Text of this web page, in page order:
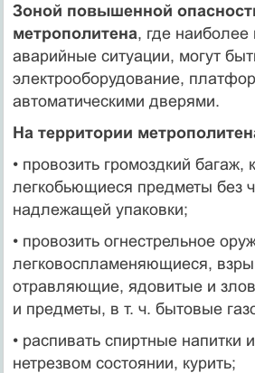
Зоной повышенной
метрополитена, где наиболее
аварийные ситуации, могут
электрооборудование,
автоматическими дверями.
На территории
• провозить громоздкий
легкобьющиеся предметы без
надлежащей упаковки;
• провозить огнестрельное
легковоспламеняющиеся,
отравляющие, ядовитые и
и предметы, в т. ч. бытовые
• распивать спиртные напитки
нетрезвом состоянии, курить;